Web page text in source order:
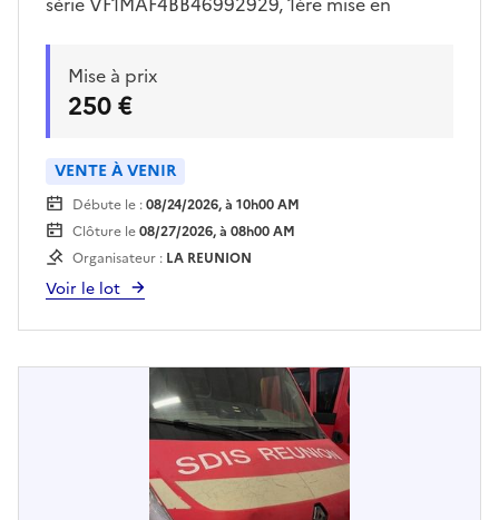
de visite auprès du lieu de dépôt.Enlèvement
sur plateau obligatoire.Pour retirer le véhicule,
le bon d'enlèvement imprimé sera requis.
Mise à prix
250 €
VENTE À VENIR
Débute le :08/24/2026, à 10h00 AM
Clôture le08/27/2026, à 08h00 AM
Organisateur : LA REUNION
Voir le lot